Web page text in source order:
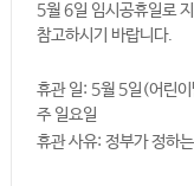
5월 6일 임시공휴일로
참고하시기 바랍니다.
휴관 일: 5월 5일(어린
주 일요일
휴관 사유: 정부가 정하